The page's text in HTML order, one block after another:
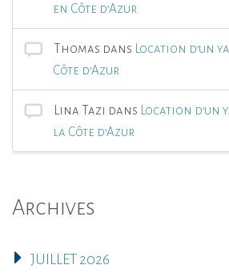
en Côte d’Azur
Thomas dans
Location d’un
Côte d’Azur
Lina Tazi dans
Location d’un
la Côte d’Azur
Archives
JUILLET 2026